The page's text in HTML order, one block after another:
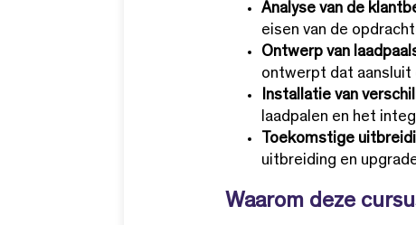
Analyse van de
eisen van de
Ontwerp van
ontwerpt dat
Installatie van
laadpalen en het
Toekomstige
uitbreiding en
Waarom deze